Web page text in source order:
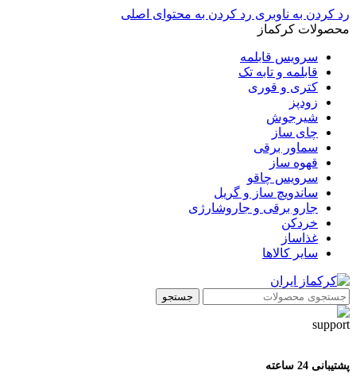
رد کردن به ناوبری رد کردن به محتوای اصلی
محصولات کرکماز
سرویس قابلمه
قابلمه و تابه تک
کتری و قوری
زودپز
شیرجوش
چای ساز
سماور برقی
قهوه ساز
سرویس چاقو
ساندویچ ساز و گریل
جارو برقی و جاروشارژی
خردکن
غذاساز
سایر کالاها
جستجو
پشتیبانی 24 ساعته